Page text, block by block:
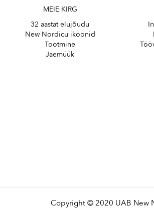
MEIE KIRG
32 aastat elujõudu
New Nordicu ikoonid
Tootmine
Jaemüük
Copyright © 2020 UAB New